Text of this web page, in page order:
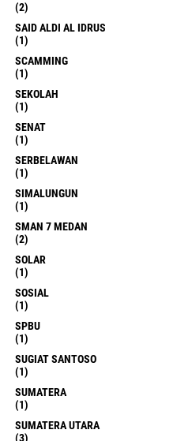
(2)
SAID ALDI AL IDRUS
(1)
SCAMMING
(1)
SEKOLAH
(1)
SENAT
(1)
SERBELAWAN
(1)
SIMALUNGUN
(1)
SMAN 7 MEDAN
(2)
SOLAR
(1)
SOSIAL
(1)
SPBU
(1)
SUGIAT SANTOSO
(1)
SUMATERA
(1)
SUMATERA UTARA
(3)